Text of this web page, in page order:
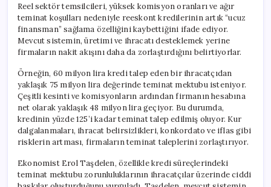
Reel sektör temsilcileri, yüksek komisyon oranları ve ağır
teminat koşulları nedeniyle reeskont kredilerinin artık “ucuz
finansman” sağlama özelliğini kaybettiğini ifade ediyor.
Mevcut sistemin, üretimi ve ihracatı desteklemek yerine
firmaların nakit akışını daha da zorlaştırdığını belirtiyorlar.
Örneğin, 60 milyon lira kredi talep eden bir ihracatçıdan
yaklaşık 75 milyon lira değerinde teminat mektubu isteniyor.
Çeşitli kesinti ve komisyonların ardından firmanın hesabına
net olarak yaklaşık 48 milyon lira geçiyor. Bu durumda,
kredinin yüzde 125’i kadar teminat talep edilmiş oluyor. Kur
dalgalanmaları, ihracat belirsizlikleri, konkordato ve iflas gibi
risklerin artması, firmaların teminat taleplerini zorlaştırıyor.
Ekonomist Erol Taşdelen, özellikle kredi süreçlerindeki
teminat mektubu zorunluluklarının ihracatçılar üzerinde ciddi